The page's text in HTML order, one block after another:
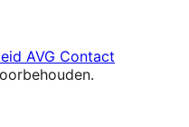
AVG Contact